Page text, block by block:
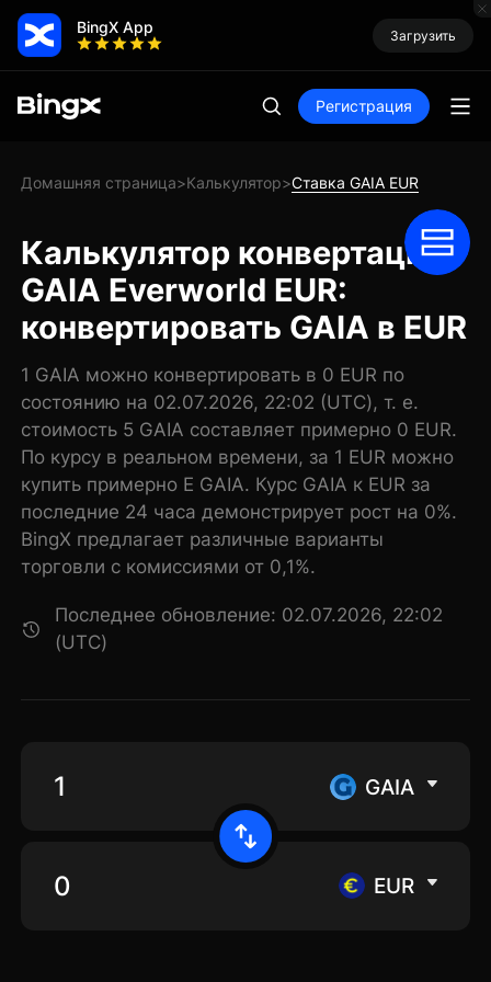
BingX App Загрузить
Регистрация
Домашняя страница>Калькулятор>Ставка GAIA EUR
Калькулятор конвертации
GAIA Everworld EUR:
конвертировать GAIA в EUR
1 GAIA можно конвертировать в 0 EUR по
состоянию на 02.07.2026, 22:02 (UTC), т. е.
стоимость 5 GAIA составляет примерно 0 EUR.
По курсу в реальном времени, за 1 EUR можно
купить примерно E GAIA. Курс GAIA к EUR за
последние 24 часа демонстрирует рост на 0%.
BingX предлагает различные варианты
торговли с комиссиями от 0,1%.
Последнее обновление: 02.07.2026, 22:02
(UTC)
GAIA
EUR